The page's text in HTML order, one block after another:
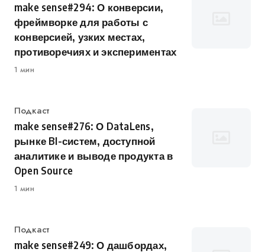
make sense#294: О конверсии,
фреймворке для работы с
конверсией, узких местах,
противоречиях и экспериментах
1 мин
Категория
Подкаст
make sense#276: О DataLens,
рынке BI-систем, доступной
аналитике и выводе продукта в
Open Source
1 мин
Категория
Подкаст
make sense#249: О дашбордах,